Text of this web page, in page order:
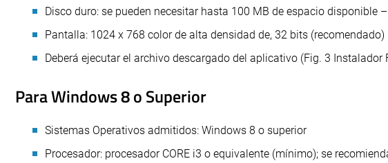
Disco duro: se pueden necesitar hasta 100 MB de espacio disponible
Pantalla: 1024 x 768 color de alta densidad de, 32 bits (recomendado)
Deberá ejecutar el archivo descargado del aplicativo (Fig. 3 Instalador
Para Windows 8 o Superior
Sistemas Operativos admitidos: Windows 8 o superior
Procesador: procesador CORE i3 o equivalente (mínimo); se